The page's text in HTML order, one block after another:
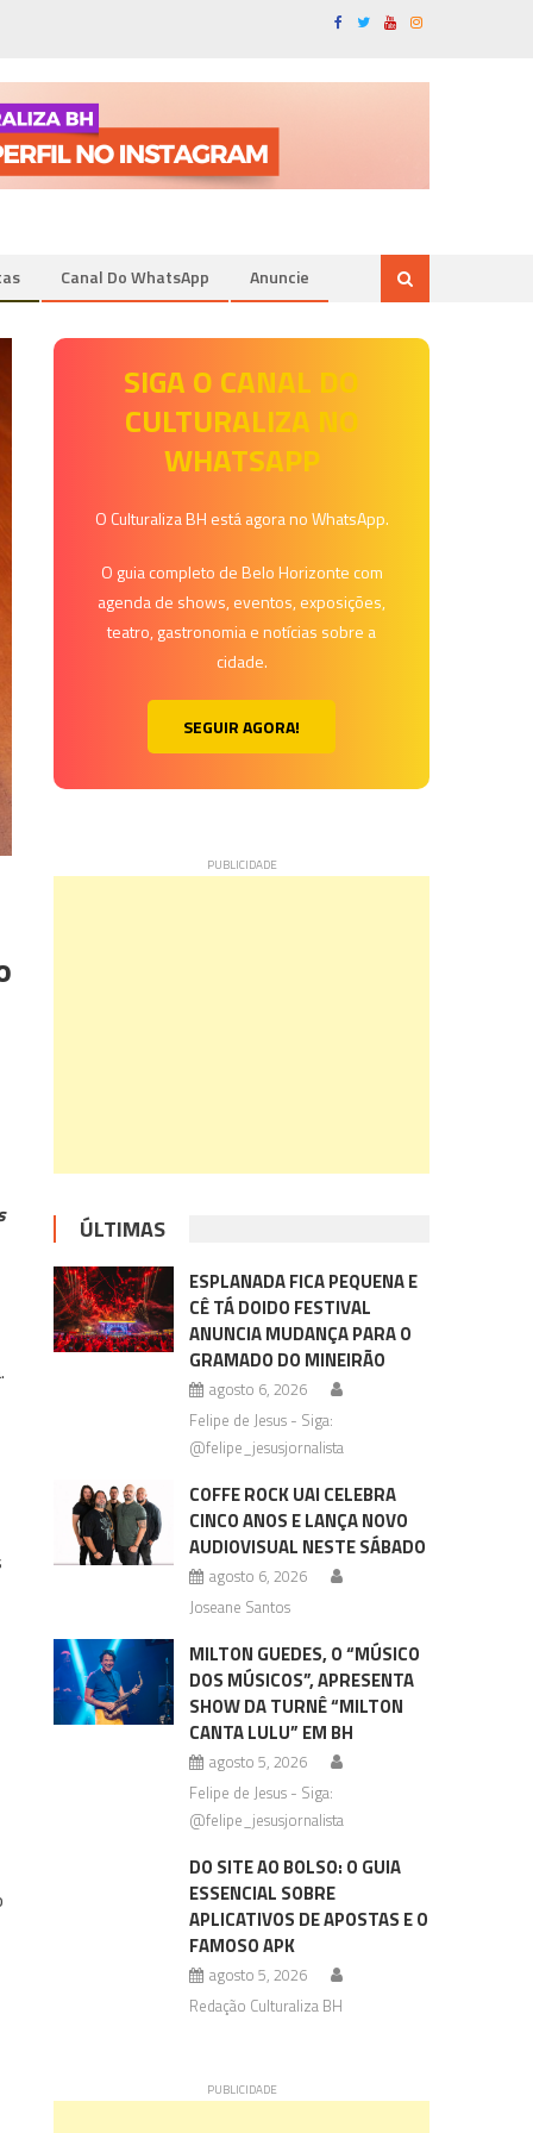
Canal Do WhatsApp Anuncie
SIGA O CANAL DO
CULTURALIZA NO
WHATSAPP
O Culturaliza BH está agora no WhatsApp.
O guia completo de Belo Horizonte com
agenda de shows, eventos, exposições,
teatro, gastronomia e notícias sobre a
cidade.
SEGUIR AGORA!
ÚLTIMAS
ESPLANADA FICA PEQUENA E
CÊ TÁ DOIDO FESTIVAL
ANUNCIA MUDANÇA PARA O
GRAMADO DO MINEIRÃO
agosto 6, 2026
Felipe de Jesus - Siga:
@felipe_jesusjornalista
COFFE ROCK UAI CELEBRA
CINCO ANOS E LANÇA NOVO
AUDIOVISUAL NESTE SÁBADO
agosto 6, 2026
Joseane Santos
MILTON GUEDES, O “MÚSICO
DOS MÚSICOS”, APRESENTA
SHOW DA TURNÊ “MILTON
CANTA LULU” EM BH
agosto 5, 2026
Felipe de Jesus - Siga:
@felipe_jesusjornalista
DO SITE AO BOLSO: O GUIA
ESSENCIAL SOBRE
APLICATIVOS DE APOSTAS E O
FAMOSO APK
agosto 5, 2026
Redação Culturaliza BH